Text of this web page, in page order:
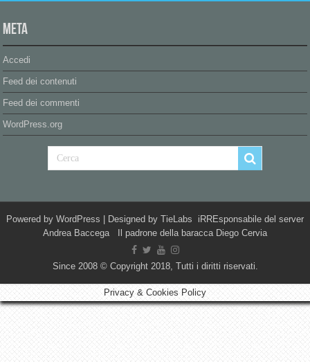
Meta
Accedi
Feed dei contenuti
Feed dei commenti
WordPress.org
Powered by WordPress | Designed by TieLabs iRREsponsabile del server
Andrea Baccega Il padrone della baracca Diego Cervia
Since 2008 © Copyright 2018, Tutti i diritti riservati.
Privacy & Cookies Policy